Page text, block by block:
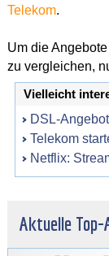
Telekom.
Um die
zu vergleichen,
Vielleicht
DSL-
Telekom
Netflix:
Aktuelle